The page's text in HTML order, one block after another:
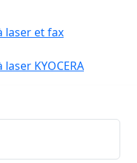
laser et fax
KYOCERA